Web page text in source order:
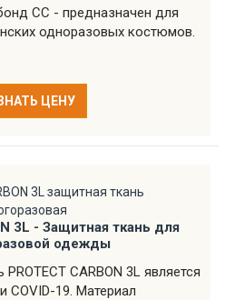
СС - предназначен для
одноразовых костюмов.
ЦЕНУ
3L - Защитная ткань для
одежды
CARBON 3L является
COVID-19. Материал